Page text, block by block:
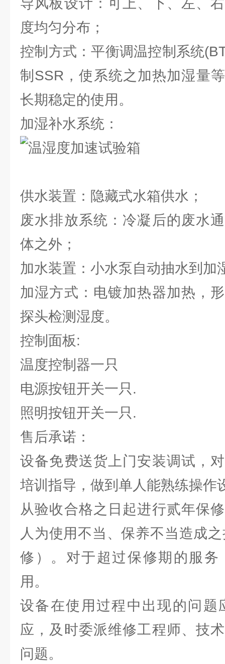
导风板设计：可上、下、左、
度均匀分布；
控制方式：平衡调温控制系统
制SSR，使系统之加热加湿量
长期稳定的使用。
加湿补水系统：
供水装置：隐藏式水箱供水；
废水排放系统：冷凝后的废水
体之外；
加水装置：小水泵自动抽水到加
加湿方式：电镀加热器加热，
探头检测湿度。
控制面板:
温度控制器一只
电源按钮开关一只.
照明按钮开关一只.
售后承诺：
设备免费送货上门安装调试，
培训指导，做到单人能熟练操作
从验收合格之日起进行贰年保
人为使用不当、保养不当造成
修）。对于超过保修期的服务
用。
设备在使用过程中出现的问题
应，及时委派维修工程师、技
问题。